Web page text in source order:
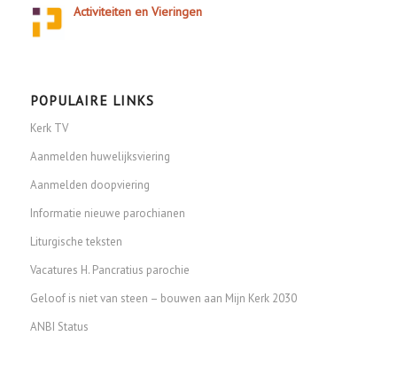
Activiteiten en Vieringen
POPULAIRE LINKS
Kerk TV
Aanmelden huwelijksviering
Aanmelden doopviering
Informatie nieuwe parochianen
Liturgische teksten
Vacatures H. Pancratius parochie
Geloof is niet van steen – bouwen aan Mijn Kerk 2030
ANBI Status